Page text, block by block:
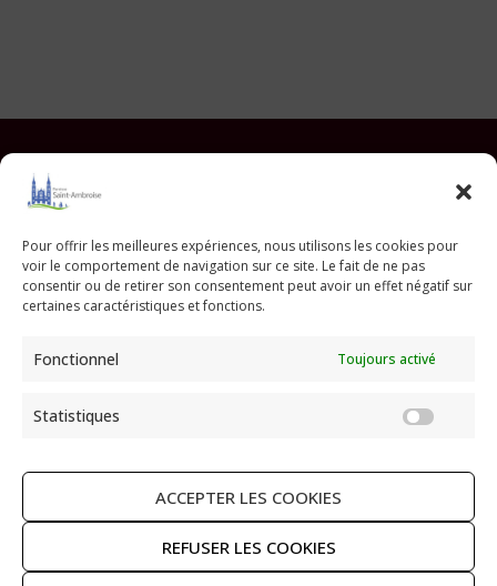
Pour offrir les meilleures expériences, nous utilisons les cookies pour
voir le comportement de navigation sur ce site. Le fait de ne pas
consentir ou de retirer son consentement peut avoir un effet négatif sur
certaines caractéristiques et fonctions.
Fonctionnel Toujours activé
Statistiques
ACCEPTER LES COOKIES
REFUSER LES COOKIES
Paroisse Saint Ambroise
33 avenue Parmentier - 75011 Paris
01 43 55 56 18
RECHERCHER